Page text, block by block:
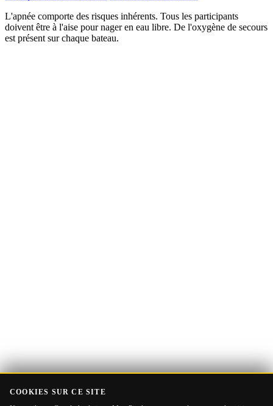
L'apnée comporte des risques inhérents. Tous les participants
doivent être à l'aise pour nager en eau libre. De l'oxygène de secours
est présent sur chaque bateau.
COOKIES SUR CE SITE